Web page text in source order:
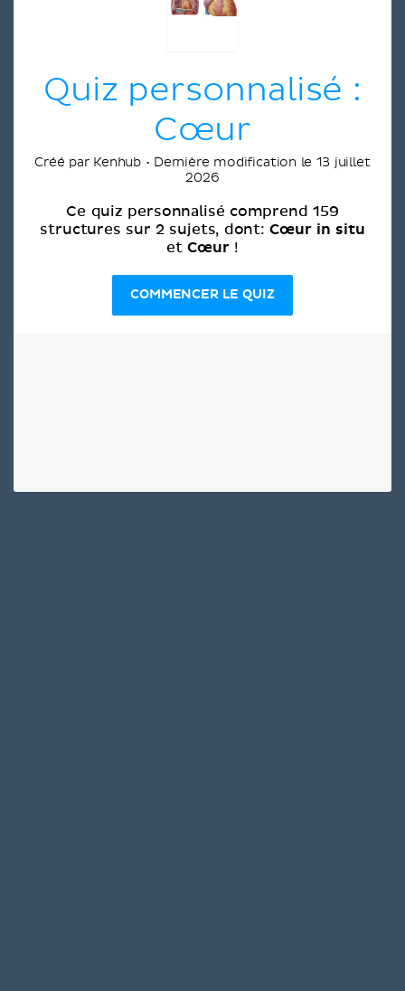
Quiz personnalisé :
Cœur
Créé par Kenhub • Dernière modification le 13 juillet
2026
Ce quiz personnalisé comprend 159
structures sur 2 sujets, dont:Cœur in situ
etCœur!
COMMENCER LE QUIZ